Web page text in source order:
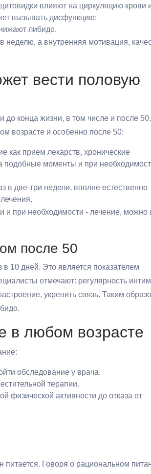
влияют на циркуляцию крови
вызывать дисфункцию;
либидо.
неделю, а внутренняя мотивация,
вести половую
до конца жизни, в том числе и после 50.
возрасте и особенно после 50:
как прием лекарств, хронические
подобные моменты и при
две-три недели, вполне естественно
и при необходимости - лечение, можно
после 50
10 дней. Это является показателем
отмечают: регулярность
укрепить связь. Таким
в любом возрасте
обследование у врача.
терапии.
физической активности до отказа от
питается. Говоря о рациональном